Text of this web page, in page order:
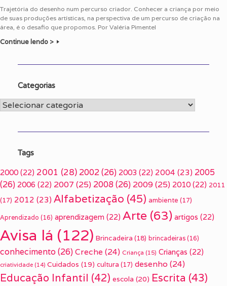
Trajetória do desenho num percurso criador. Conhecer a criança por meio
de suas produções artísticas, na perspectiva de um percurso de criação na
área, é o desafio que propomos. Por Valéria Pimentel
Continue lendo >
Categorias
Categorias
Tags
2000 (22) 2001 (28) 2002(26) 2003 (22) 2004 (23) 2005
(26) 2006 (22) 2007 (25) 2008(26) 2009(25) 2010 (22) 2011
(17) 2012 (23) Alfabetização (45) ambiente (17)
Aprendizado (16) aprendizagem (22) Arte (63) artigos (22)
Avisa lá (122) Brincadeira (18) brincadeiras (16)
conhecimento(26) Creche (24) Criança (15) Crianças (22)
criatividade (14) Cuidados (19) cultura (17) desenho (24)
Educação Infantil (42) escola (20) Escrita (43)